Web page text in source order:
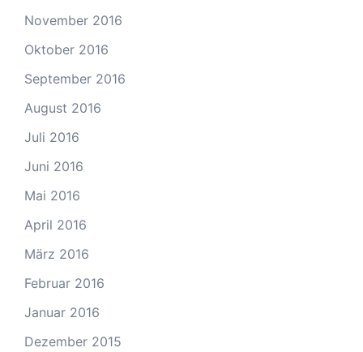
November 2016
Oktober 2016
September 2016
August 2016
Juli 2016
Juni 2016
Mai 2016
April 2016
März 2016
Februar 2016
Januar 2016
Dezember 2015